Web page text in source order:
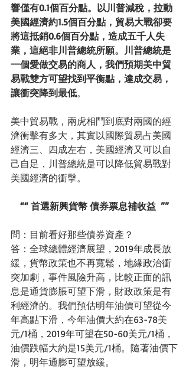
響僅有0.1個百分點。以川普減稅，拉動
美國經濟約1.5個百分點，貿易大戰卻要
將這抵銷0.6個百分點，造成五千人失
業，這絕非川普總統所願。川普總統是
一個愛做交易的商人，我們預期美中貿
易戰雙方可望找到平衡點，達成交易，
讓衝突降到最低。
美中貿易戰，兩虎相鬥到底對兩國的經
濟衝擊有多大，其實以國際貿易占美國
經濟三、四成左右，美國經濟又可以自
己自足，川普總統是可以降低貿易戰對
美國經濟的衝擊。
““ 首選新興貨幣 債券票息補收益  ””
問：目前看好那些債券資產？
答：全球總體經濟展望，2019年成長放
緩，貨幣政策也不再寬鬆，地緣政治衝
突加劇，事件風險升高，比較正面的訊
息是通貨膨脹可望下滑，財政政策是有
利經濟的。我們預估明年油價可望從今
年高點下滑，今年油價大約在63-78美
元/1桶，2019年可望在50-60美元/1桶，
油價跌幅大約是15美元/1桶。隨著油價下
滑，明年通膨可望放緩。